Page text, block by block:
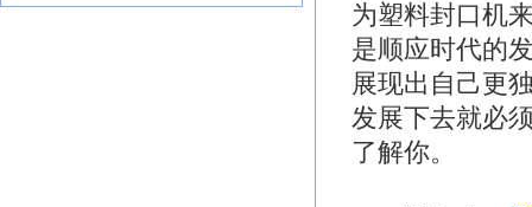
为塑料封口机
是顺应时代的
展现出自己更
发展下去就必
了解你。